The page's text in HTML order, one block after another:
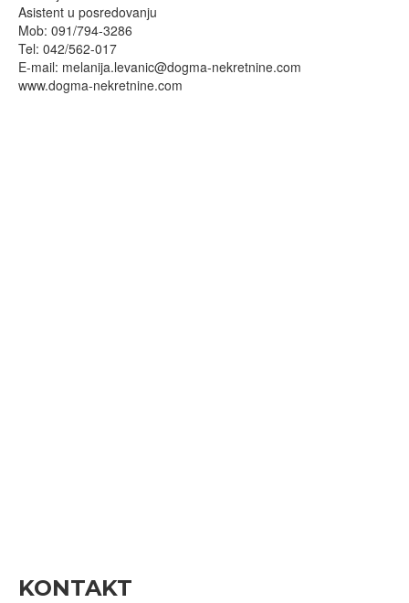
Asistent u posredovanju
Mob: 091/794-3286
Tel: 042/562-017
E-mail: melanija.levanic@dogma-nekretnine.com
www.dogma-nekretnine.com
KONTAKT